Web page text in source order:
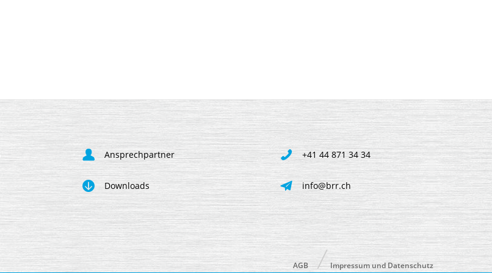
Ansprechpartner +41 44 871 34 34
Downloads info@brr.ch
AGB Impressum und Datenschutz